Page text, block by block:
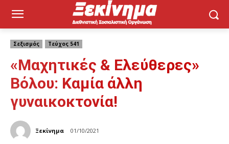
Σεξισμός Τεύχος 541
«Μαχητικές & Ελεύθερες»
Βόλου: Καμία άλλη
γυναικοκτονία!
Ξεκίνημα 01/10/2021